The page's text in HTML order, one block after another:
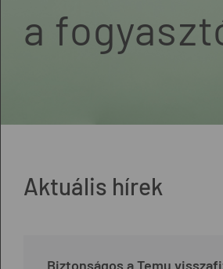
a
Aktuális hírek
Biztonságos a Temu